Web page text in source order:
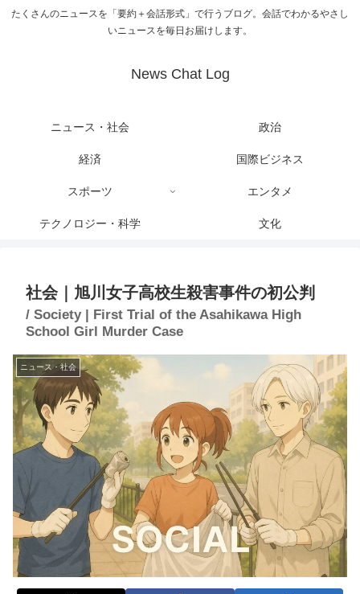
たくさんのニュースを「要約＋会話形式」で行うブログ。会話でわかるやさし
いニュースを毎日お届けします。
News Chat Log
ニュース・社会 政治
経済 国際ビジネス
スポーツ エンタメ
テクノロジー・科学 文化
社会｜旭川女子高校生殺害事件の初公判
/ Society | First Trial of the Asahikawa High
School Girl Murder Case
ニュース・社会